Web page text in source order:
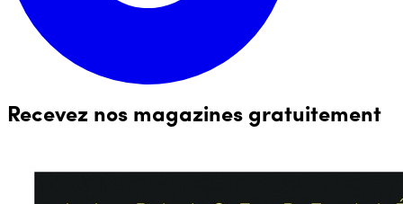
Recevez nos magazines gratuitement